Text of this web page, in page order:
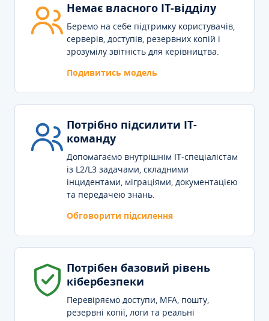
Немає власного IT-відділу
Беремо на себе підтримку користувачів,
серверів, доступів, резервних копій і
зрозумілу звітність для керівництва.
Подивитись модель
Потрібно підсилити IT-
команду
Допомагаємо внутрішнім IT-спеціалістам
із L2/L3 задачами, складними
інцидентами, міграціями, документацією
та передачею знань.
Обговорити підсилення
Потрібен базовий рівень
кібербезпеки
Перевіряємо доступи, MFA, пошту,
резервні копії, логи та реальні